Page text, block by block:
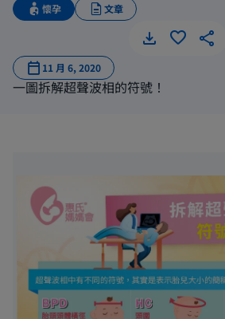
懷孕 文章
11 月 6, 2020
一圖拆解超聲波相的符號！